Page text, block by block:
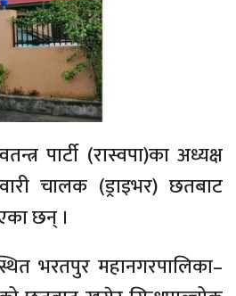
पार्टी (रास्वपा)का अध्यक्ष
चालक (ड्राइभर) छतबाट
छन् ।
भरतपुर महानगरपालिका–